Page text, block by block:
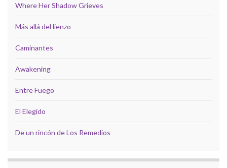
Where Her Shadow Grieves
Más allá del lienzo
Caminantes
Awakening
Entre Fuego
El Elegido
De un rincón de Los Remedios